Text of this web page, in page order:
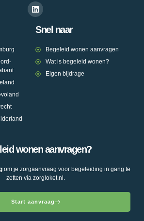
Snel naar
Begeleid wonen aanvragen
Wat is begeleid wonen?
Eigen bijdrage
wonen aanvragen?
om je zorgaanvraag voor begeleiding in gang te
zetten via zorgloket.nl.
Start aanvraag